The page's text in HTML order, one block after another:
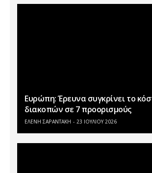
Ευρώπη: Έρευνα συγκρίνει το
διακοπών σε 7 προορισμούς
ΕΛΕΝΗ ΣΑΡΑΝΤΑΚΗ 23 ΙΟΥΛΊΟΥ 2026